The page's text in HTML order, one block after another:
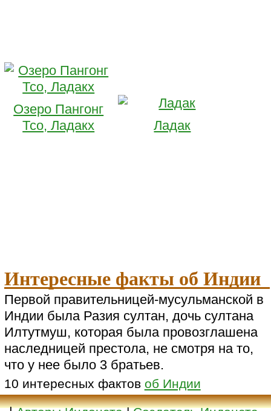
Озеро Пангонг
Тсо, Ладакх
Ладак
Интересные факты об Индии
Первой правительницей-мусульманской в
Индии была Разия султан, дочь султана
Илтутмуш, которая была провозглашена
наследницей престола, не смотря на то,
что у нее было 3 братьев.
10 интересных фактов об Индии